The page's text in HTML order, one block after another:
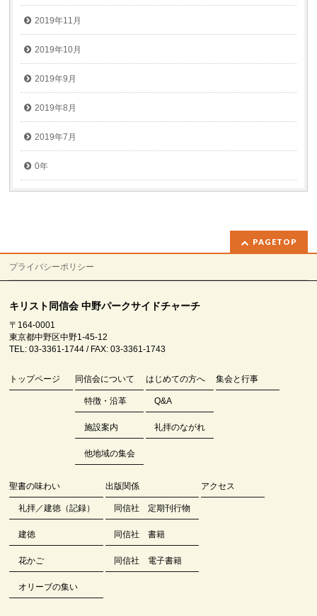
2019年11月
2019年10月
2019年9月
2019年8月
2019年7月
0年
PAGETOP
プライバシーポリシー
キリスト同信会 中野パークサイドチャーチ
〒164-0001
東京都中野区中野1-45-12
TEL: 03-3361-1744 / FAX: 03-3361-1743
トップページ 同信会について
特徴・沿革
施設案内
他地域の集会
はじめての方へ
Q&A
礼拝のながれ
集会と行事
聖書の味わい
礼拝／建徳（記録）
建徳
花かご
オリーブの集い
出版関係
同信社 定期刊行物
同信社 書籍
同信社 電子書籍
アクセス